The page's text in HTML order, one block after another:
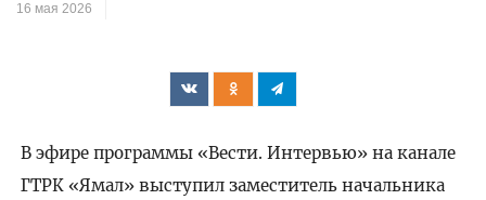
16 мая 2026
В эфире программы «Вести. Интервью» на канале
ГТРК «Ямал» выступил заместитель начальника